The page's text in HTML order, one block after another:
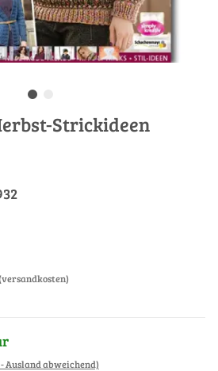
Strickideen
(versandkosten)
- Ausland abweichend)